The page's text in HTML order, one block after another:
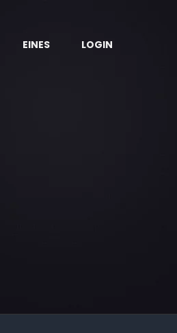
EINES LOGIN